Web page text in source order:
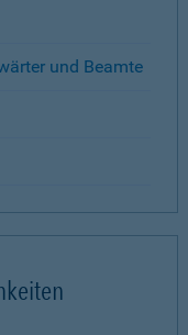
und Beamte